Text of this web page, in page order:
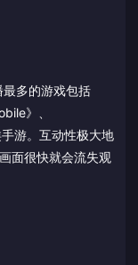
多的游戏包括
》、
游。互动性极大地
面很快就会流失观